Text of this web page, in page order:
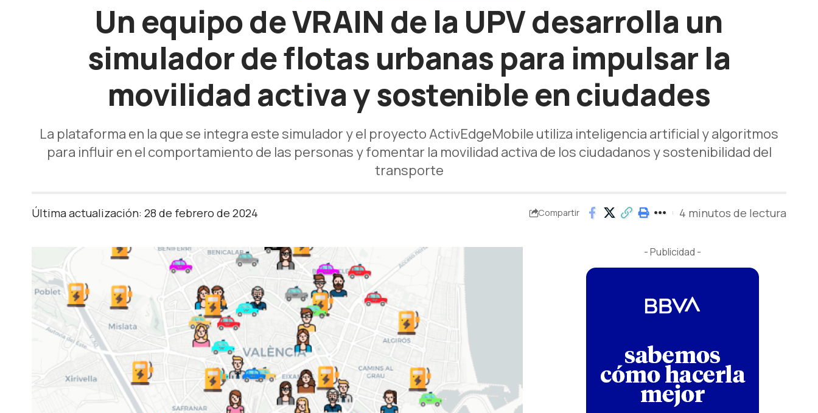
Un equipo de VRAIN de la UPV desarrolla un
simulador de flotas urbanas para impulsar la
movilidad activa y sostenible en ciudades
La plataforma en la que se integra este simulador y el proyecto ActivEdgeMobile utiliza inteligencia artificial y algoritmos
para influir en el comportamiento de las personas y fomentar la movilidad activa de los ciudadanos y sostenibilidad del
transporte
Última actualización: 28 de febrero de 2024 Compartir 4 minutos de lectura
- Publicidad -